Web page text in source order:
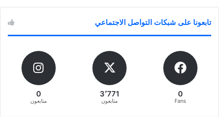
تابعونا على شبكات التواصل الاجتماعي
0
Fans
3٬771
متابعون
0
متابعون